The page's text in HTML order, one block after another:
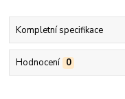
Kompletní specifikace
Hodnocení 0